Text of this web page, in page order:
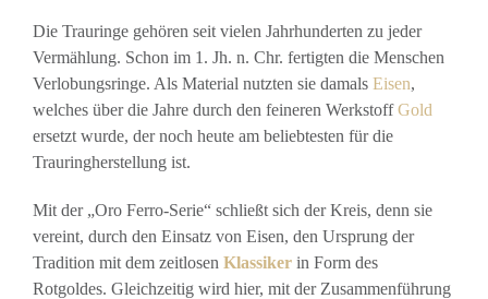
Die Trauringe gehören seit vielen Jahrhunderten zu jeder
Vermählung. Schon im 1. Jh. n. Chr. fertigten die Menschen
Verlobungsringe. Als Material nutzten sie damals Eisen,
welches über die Jahre durch den feineren WerkstoffGold
ersetzt wurde, der noch heute am beliebtesten für die
Trauringherstellung ist.
Mit der „Oro Ferro-Serie“ schließt sich der Kreis, denn sie
vereint, durch den Einsatz von Eisen, den Ursprung der
Tradition mit dem zeitlosen Klassiker in Form des
Rotgoldes. Gleichzeitig wird hier, mit der Zusammenführung